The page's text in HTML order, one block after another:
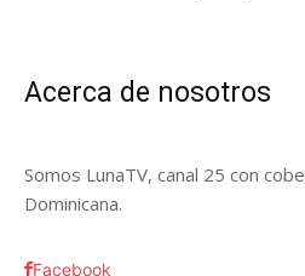
Acerca de nosotros
Somos LunaTV, canal 25 con
Dominicana.
Facebook